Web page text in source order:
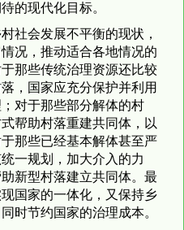
的现代化目标。
会发展不平衡的现状，
况，推动适合各地情况的
那些传统治理资源还比较
，国家应充分保护并利用
对于那些部分解体的村
帮助村落重建共同体，以
那些已经基本解体甚至严
一规划，加大介入的力
新型村落建立共同体。最
国家的一体化，又保持乡
时节约国家的治理成本。